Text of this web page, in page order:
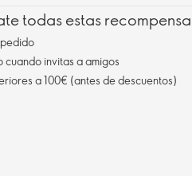
todas estas
invitas a amigos
a 100€ (antes de descuentos)